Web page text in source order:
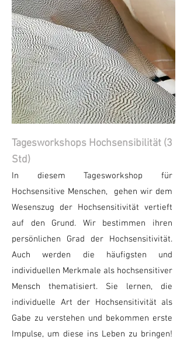
Tagesworkshops Hochsensibilität (3
Std)
​In diesem Tagesworkshop für
Hochsensitive Menschen, gehen wir dem
Wesenszug der Hochsensitivität vertieft
auf den Grund. Wir bestimmen ihren
persönlichen Grad der Hochsensitivität.
Auch werden die häufigsten und
individuellen Merkmale als hochsensitiver
Mensch thematisiert. Sie lernen, die
individuelle Art der Hochsensitivität als
Gabe zu verstehen und bekommen erste
Impulse, um diese ins Leben zu bringen!